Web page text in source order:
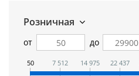
Розничная
от до
50 7 512 14 975 22 437